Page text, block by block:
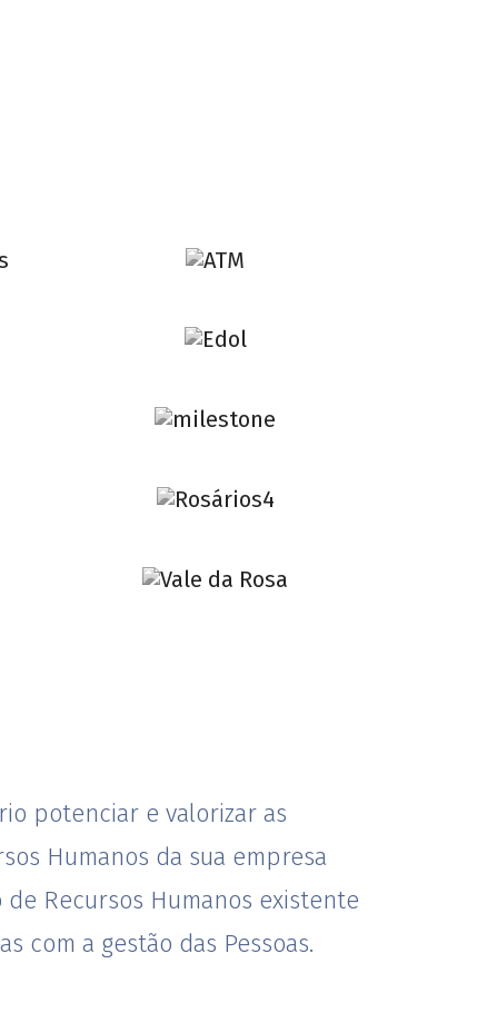
potenciar e valorizar as
Humanos da sua empresa
Recursos Humanos existente
com a gestão das Pessoas.